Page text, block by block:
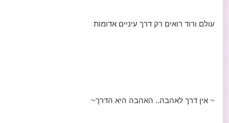
עולם ורוד רואים רק דרך עיניים אדומות
~ אין דרך לאהבה.. האהבה היא הדרך~